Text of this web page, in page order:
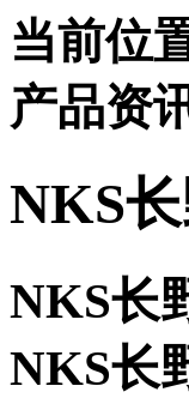
当前位
产品资
NKS
NKS长
NKS长